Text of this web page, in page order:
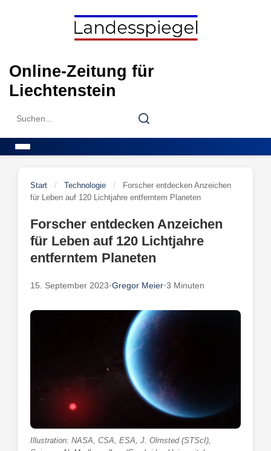
Online-Zeitung für
Liechtenstein
Search
Search
Start / Technologie /
Forscher entdecken Anzeichen
für Leben auf 120 Lichtjahre entferntem Planeten
Forscher entdecken Anzeichen
für Leben auf 120 Lichtjahre
entferntem Planeten
15. September 2023•Gregor Meier•3 Minuten
Illustration: NASA, CSA, ESA, J. Olmsted (STScI),